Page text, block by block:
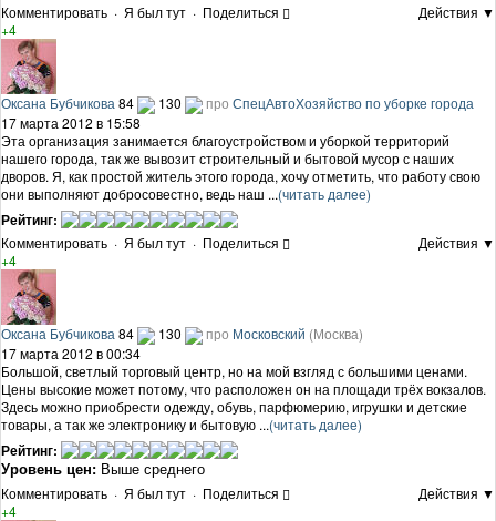
Комментировать · Я был тут · Поделиться
Действия ▼
+4
Оксана Бубчикова 84 130 про СпецАвтоХозяйство по уборке города
17 марта 2012 в 15:58
Эта организация занимается благоустройством и уборкой территорий
нашего города, так же вывозит строительный и бытовой мусор с наших
дворов. Я, как простой житель этого города, хочу отметить, что работу свою
они выполняют добросовестно, ведь наш ...(читать далее)
Рейтинг:
Комментировать · Я был тут · Поделиться
Действия ▼
+4
Оксана Бубчикова 84 130 про Московский (Москва)
17 марта 2012 в 00:34
Большой, светлый торговый центр, но на мой взгляд с большими ценами.
Цены высокие может потому, что расположен он на площади трёх вокзалов.
Здесь можно приобрести одежду, обувь, парфюмерию, игрушки и детские
товары, а так же электронику и бытовую ...(читать далее)
Рейтинг:
Уровень цен: Выше среднего
Комментировать · Я был тут · Поделиться
Действия ▼
+4